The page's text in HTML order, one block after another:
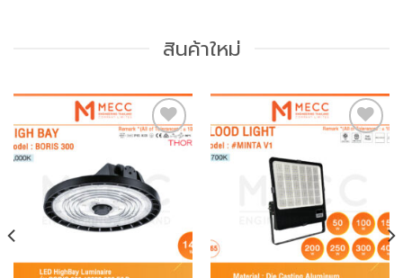
สินค้าใหม่
Add to
wishlist